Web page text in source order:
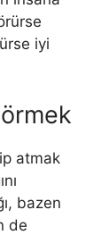
iyi
atmak
bazen
de